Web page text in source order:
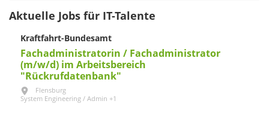
Aktuelle Jobs für IT-Talente
Kraftfahrt-Bundesamt
Fachadministratorin / Fachadministrator
(m/w/d) im Arbeitsbereich
"Rückrufdatenbank"
Flensburg
System Engineering / Admin +1